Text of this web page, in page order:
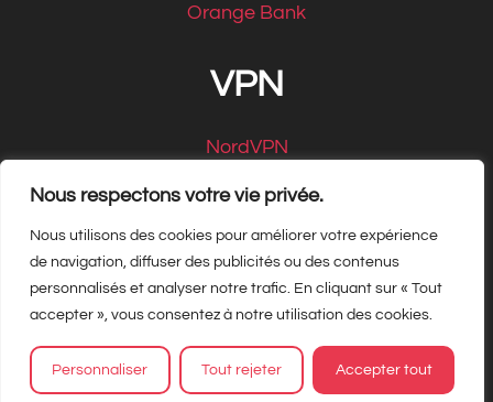
Nous respectons votre vie privée.
Nous utilisons des cookies pour améliorer votre expérience
de navigation, diffuser des publicités ou des contenus
personnalisés et analyser notre trafic. En cliquant sur « Tout
accepter », vous consentez à notre utilisation des cookies.
Personnaliser Tout rejeter Accepter tout
Orange Bank
VPN
NordVPN
Copyright Matbe.com 2026, tous droits
réservés